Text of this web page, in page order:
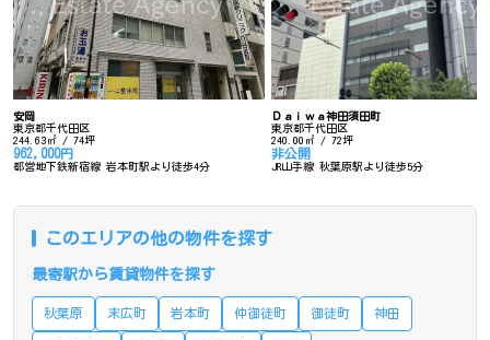
安岡
東京都千代田区
244.63㎡ / 74坪
962,000円
都営地下鉄新宿線 岩本町駅より徒歩4分
Ｄａｉｗａ神田須田町
東京都千代田区
240.00㎡ / 72坪
非公開
JR山手線 秋葉原駅より徒歩5分
このエリアの他の物件を探す
最寄駅から賃貸物件を探す
秋葉原 末広町 岩本町 仲御徒町 御徒町 神田